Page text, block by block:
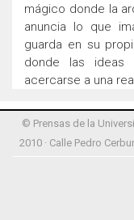
mágico donde la
anuncia lo que
guarda en su
donde las ideas
acercarse a una
© Prensas de la
2010 · Calle Pedro